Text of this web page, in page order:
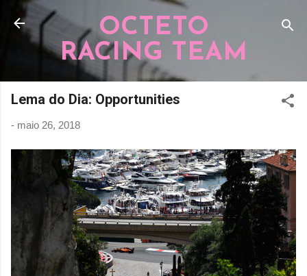
Pular para o conteúdo principal
OCTETO
RACING TEAM
Lema do Dia: Opportunities
- maio 26, 2018